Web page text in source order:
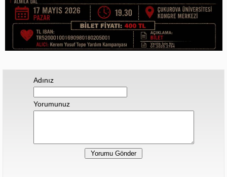
Adınız
Yorumunuz